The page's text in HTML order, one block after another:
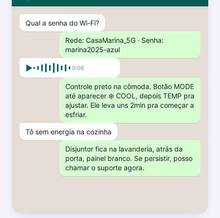
Qual a senha do Wi-Fi?
Rede: CasaMarina_5G · Senha:
marina2025-azul
▶ 0:06
Controle preto na cômoda. Botão MODE
até aparecer ❄️ COOL, depois TEMP pra
ajustar. Ele leva uns 2min pra começar a
esfriar.
Tô sem energia na cozinha
Disjuntor fica na lavanderia, atrás da
porta, painel branco. Se persistir, posso
chamar o suporte agora.